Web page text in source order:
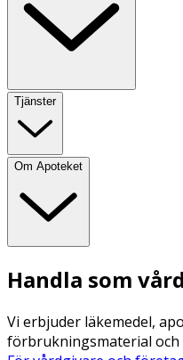
Tjänster
Om Apoteket
Handla som
Vi erbjuder läkemedel,
förbrukningsmaterial